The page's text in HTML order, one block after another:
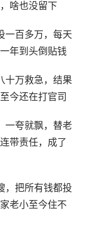
啥也没留下
一百多万，每天
年到头倒贴钱
十万救急，结果
今还在打官司
一夸就飘，替老
带责任，成了
，把所有钱都投
老小至今住不